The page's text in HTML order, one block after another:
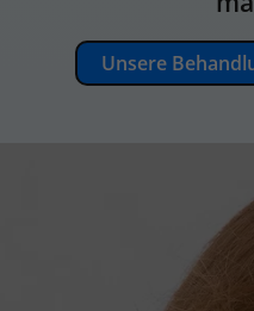
Unsere